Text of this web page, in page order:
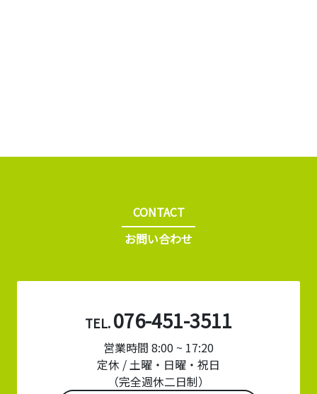
CONTACT
お問い合わせ
TEL. 076-451-3511
営業時間 8:00 ~ 17:20
定休 / 土曜・日曜・祝日
（完全週休二日制）